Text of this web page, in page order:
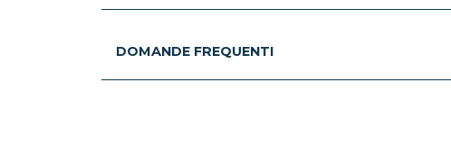
DOMANDE FREQUENTI